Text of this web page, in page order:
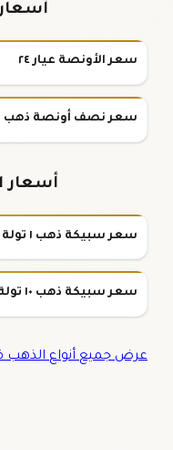
سعر الأونصة عيار ٢٤
سعر نصف أونصة ذهب
أسعار
سعر سبيكة ذهب ١ تولة عيار ٢٤
سعر سبيكة ذهب ١٠ تولة عيار ٢٤
عرض جميع أنواع الذهب